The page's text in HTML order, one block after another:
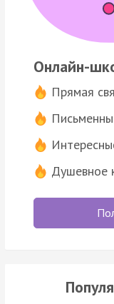
Онлайн-
Прямая
Душевное